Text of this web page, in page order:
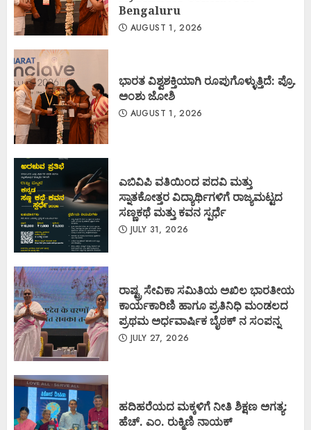
Bengaluru
AUGUST 1, 2026
ಭಾರತ ವಿಶ್ವಶಕ್ತಿಯಾಗಿ ರೂಪುಗೊಳ್ಳುತ್ತಿದೆ: ಪ್ರೊ.
ಅಂಶು ಜೋಶಿ
AUGUST 1, 2026
ಎಬಿವಿಪಿ ವತಿಯಿಂದ ಪದವಿ ಮತ್ತು
ಸ್ನಾತಕೋತ್ತರ ವಿದ್ಯಾರ್ಥಿಗಳಿಗೆ ರಾಜ್ಯಮಟ್ಟದ
ಸಣ್ಣಕಥೆ ಮತ್ತು ಕವನ ಸ್ಪರ್ಧೆ
JULY 31, 2026
ರಾಷ್ಟ್ರ ಸೇವಿಕಾ ಸಮಿತಿಯ ಅಖಿಲ ಭಾರತೀಯ
ಕಾರ್ಯಕಾರಿಣಿ ಹಾಗೂ ಪ್ರತಿನಿಧಿ ಮಂಡಲದ
ಪ್ರಥಮ ಅರ್ಧವಾರ್ಷಿಕ ಬೈಠಕ್ ನ ಸಂಪನ್ನ
JULY 27, 2026
ಹದಿಹರೆಯದ ಮಕ್ಕಳಿಗೆ ನೀತಿ ಶಿಕ್ಷಣ ಅಗತ್ಯ:
ಹೆಚ್. ಎಂ. ರುಕ್ಮಿಣಿ ನಾಯಕ್